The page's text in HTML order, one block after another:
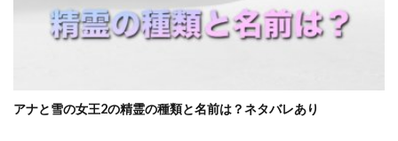
アナと雪の女王2の精霊の種類と名前は？ネタバレあり